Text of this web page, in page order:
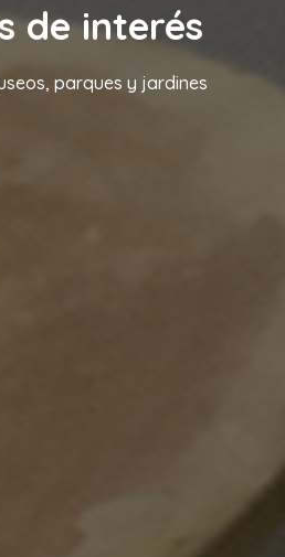
de interés
parques y jardines